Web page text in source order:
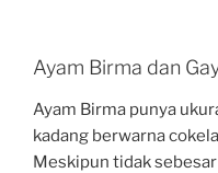
Ayam Birma dan
Ayam Birma punya
kadang berwarna
Meskipun tidak